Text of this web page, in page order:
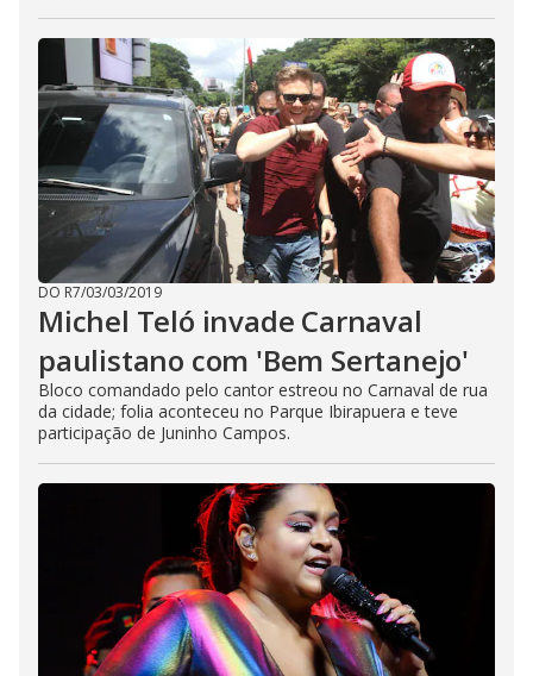
DO R7/03/03/2019
Michel Teló invade Carnaval
paulistano com 'Bem Sertanejo'
Bloco comandado pelo cantor estreou no Carnaval de rua
da cidade; folia aconteceu no Parque Ibirapuera e teve
participação de Juninho Campos.